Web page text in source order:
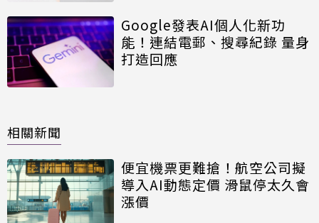
Google發表AI個人化新功
能！連結電郵、搜尋紀錄 量身
打造回應
相關新聞
便宜機票更難搶！航空公司擬
導入AI動態定價 滑鼠停太久會
漲價